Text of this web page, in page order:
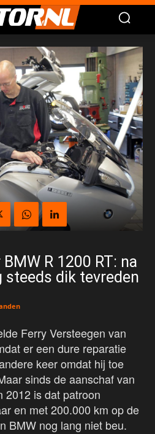
R 1200 RT: na
steeds dik tevreden
Ferry Versteegen van
er een dure reparatie
keer omdat hij toe
sinds de aanschaf van
2012 is dat patroon
en met 200.000 km op de
BMW nog lang niet beu.